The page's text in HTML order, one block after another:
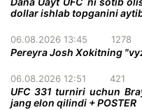
dollar ishlab topganini
06.08.2026 13:45 1278
Pereyra Josh Xokitning
06.08.2026 12:51 421
UFC 331 turniri uchun
jang elon qilindi + POSTER